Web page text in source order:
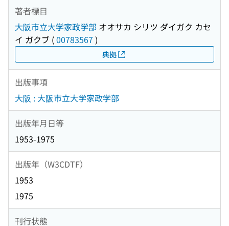
著者標目
大阪市立大学家政学部 オオサカ シリツ ダイガク カセ
イ ガクブ (00783567 )
典拠
出版事項
大阪 : 大阪市立大学家政学部
出版年月日等
1953-1975
出版年（W3CDTF）
1953
1975
刊行状態